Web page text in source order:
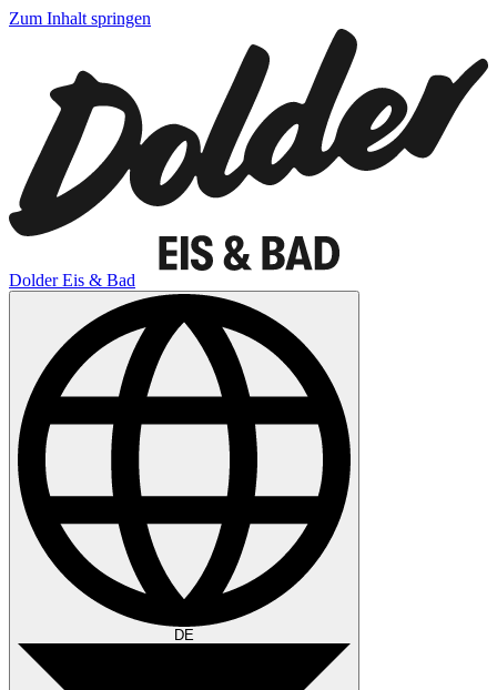
Zum Inhalt springen
Dolder Eis & Bad
DE